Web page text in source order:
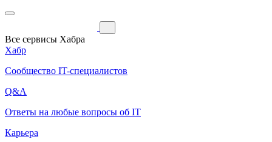
Все сервисы Хабра
Хабр
Сообщество IT-специалистов
Q&A
Ответы на любые вопросы об IT
Карьера